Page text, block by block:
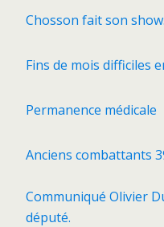
Chosson fait son show.
Fins de mois difficiles
Permanence médicale
Anciens combattants
Communiqué Olivier
député.